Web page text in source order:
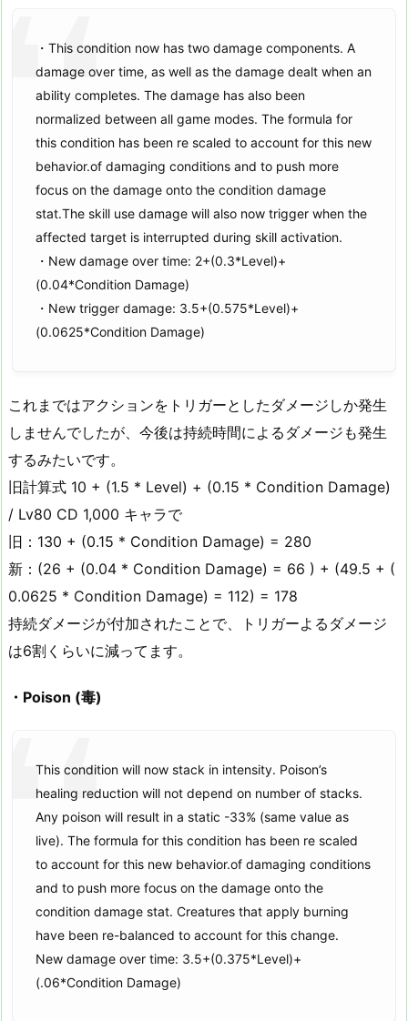
・This condition now has two damage components. A
damage over time, as well as the damage dealt when an
ability completes. The damage has also been
normalized between all game modes. The formula for
this condition has been re scaled to account for this new
behavior.of damaging conditions and to push more
focus on the damage onto the condition damage
stat.The skill use damage will also now trigger when the
affected target is interrupted during skill activation.
・New damage over time: 2+(0.3*Level)+
(0.04*Condition Damage)
・New trigger damage: 3.5+(0.575*Level)+
(0.0625*Condition Damage)
これまではアクションをトリガーとしたダメージしか発生
しませんでしたが、今後は持続時間によるダメージも発生
するみたいです。
旧計算式 10 + (1.5 * Level) + (0.15 * Condition Damage)
/ Lv80 CD 1,000 キャラで
旧：130 + (0.15 * Condition Damage) = 280
新：(26 + (0.04 * Condition Damage) = 66 ) + (49.5 + (
0.0625 * Condition Damage) = 112) = 178
持続ダメージが付加されたことで、トリガーよるダメージ
は6割くらいに減ってます。
・Poison (毒)
This condition will now stack in intensity. Poison’s
healing reduction will not depend on number of stacks.
Any poison will result in a static -33% (same value as
live). The formula for this condition has been re scaled
to account for this new behavior.of damaging conditions
and to push more focus on the damage onto the
condition damage stat. Creatures that apply burning
have been re-balanced to account for this change.
New damage over time: 3.5+(0.375*Level)+
(.06*Condition Damage)